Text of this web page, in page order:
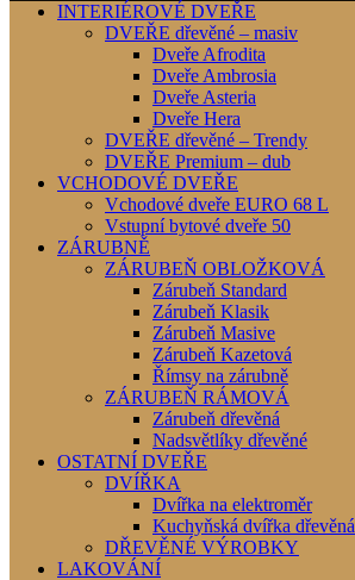
INTERIÉROVÉ DVEŘE
DVEŘE dřevěné – masiv
Dveře Afrodita
Dveře Ambrosia
Dveře Asteria
Dveře Hera
DVEŘE dřevěné – Trendy
DVEŘE Premium – dub
VCHODOVÉ DVEŘE
Vchodové dveře EURO 68 L
Vstupní bytové dveře 50
ZÁRUBNĚ
ZÁRUBEŇ OBLOŽKOVÁ
Zárubeň Standard
Zárubeň Klasik
Zárubeň Masive
Zárubeň Kazetová
Římsy na zárubně
ZÁRUBEŇ RÁMOVÁ
Zárubeň dřevěná
Nadsvětlíky dřevěné
OSTATNÍ DVEŘE
DVÍŘKA
Dvířka na elektroměr
Kuchyňská dvířka dřevěná
DŘEVĚNÉ VÝROBKY
LAKOVÁNÍ